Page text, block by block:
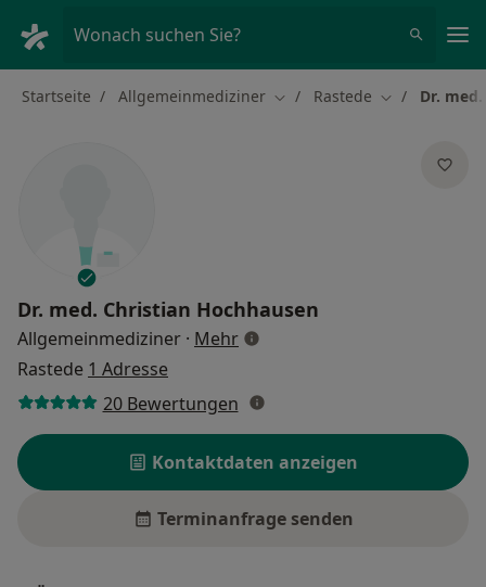
Wonach suchen Sie?
Startseite Allgemeinmediziner Stadt ändern
Rastede Stadt ändern
Dr.
Dr. med. Christian Hochhausen
Allgemeinmediziner · Mehrüber Spezialisierungen
Rastede 1 Adresse
20 Bewertungen
Kontaktdaten anzeigen
Terminanfrage senden